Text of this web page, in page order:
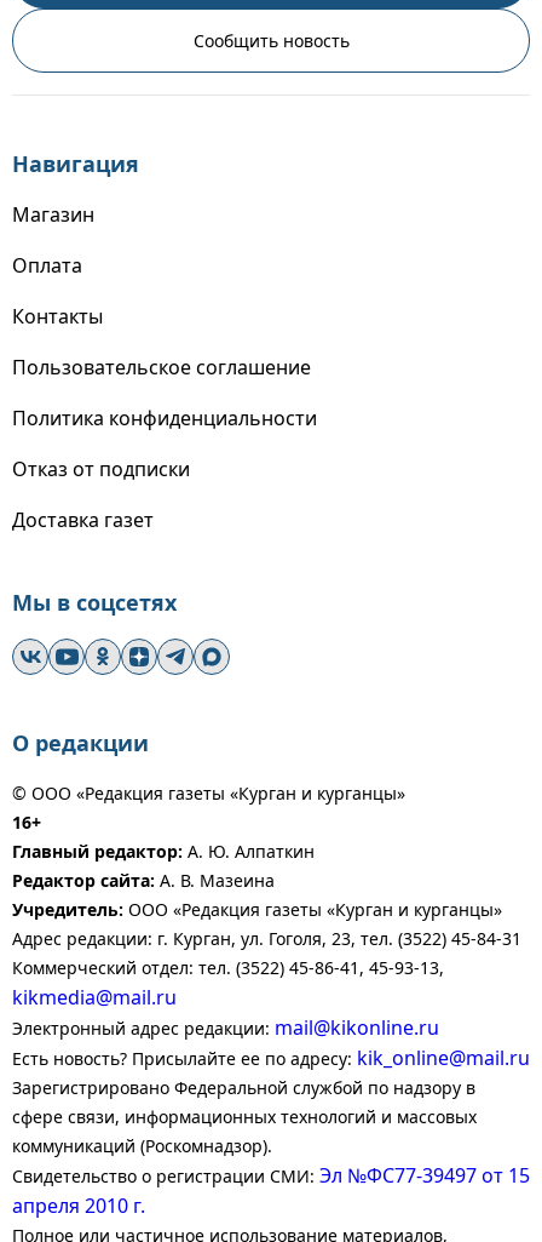
Сообщить новость
Навигация
Магазин
Оплата
Контакты
Пользовательское соглашение
Политика конфиденциальности
Отказ от подписки
Доставка газет
Мы в соцсетях
О редакции
© ООО «Редакция газеты «Курган и курганцы»
16+
Главный редактор: А. Ю. Алпаткин
Редактор сайта: А. В. Мазеина
Учредитель: ООО «Редакция газеты «Курган и курганцы»
Адрес редакции: г. Курган, ул. Гоголя, 23, тел. (3522) 45-84-31
Коммерческий отдел: тел. (3522) 45-86-41, 45-93-13,
kikmedia@mail.ru
Электронный адрес редакции: mail@kikonline.ru
Есть новость? Присылайте ее по адресу: kik_online@mail.ru
Зарегистрировано Федеральной службой по надзору в
сфере связи, информационных технологий и массовых
коммуникаций (Роскомнадзор).
Свидетельство о регистрации СМИ: Эл №ФС77-39497 от 15
апреля 2010 г.
Полное или частичное использование материалов,